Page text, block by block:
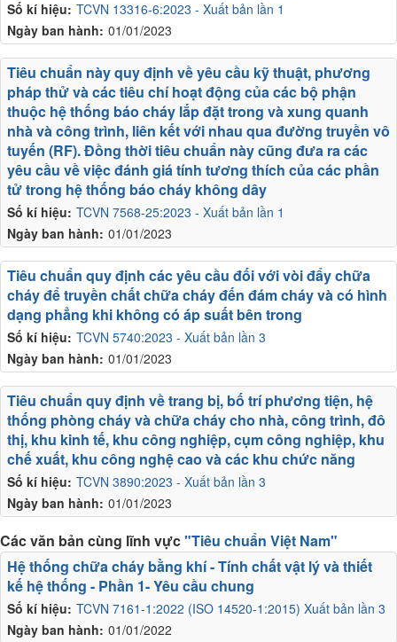
Số kí hiệu: TCVN 13316-6:2023 - Xuất bản lần 1
Ngày ban hành: 01/01/2023
Số kí hiệu: TCVN 7568-25:2023 - Xuất bản lần 1
Ngày ban hành: 01/01/2023
Tiêu chuẩn này quy định về yêu cầu kỹ thuật, phương
pháp thử và các tiêu chí hoạt động của các bộ phận
thuộc hệ thống báo cháy lắp đặt trong và xung quanh
nhà và công trình, liên kết với nhau qua đường truyền vô
tuyến (RF). Đồng thời tiêu chuẩn này cũng đưa ra các
yêu cầu về việc đánh giá tính tương thích của các phần
tử trong hệ thống báo cháy không dây
Số kí hiệu: TCVN 5740:2023 - Xuất bản lần 3
Ngày ban hành: 01/01/2023
Tiêu chuẩn quy định các yêu cầu đối với vòi đẩy chữa
cháy để truyền chất chữa cháy đến đám cháy và có hình
dạng phẳng khi không có áp suất bên trong
Số kí hiệu: TCVN 3890:2023 - Xuất bản lần 3
Ngày ban hành: 01/01/2023
Tiêu chuẩn quy định về trang bị, bố trí phương tiện, hệ
thống phòng cháy và chữa cháy cho nhà, công trình, đô
thị, khu kinh tế, khu công nghiệp, cụm công nghiệp, khu
chế xuất, khu công nghệ cao và các khu chức năng
Các văn bản cùng lĩnh vực"Tiêu chuẩn Việt Nam"
Số kí hiệu: TCVN 7161-1:2022 (ISO 14520-1:2015) Xuất bản lần 3
Ngày ban hành: 01/01/2022
Hệ thống chữa cháy bằng khí - Tính chất vật lý và thiết
kế hệ thống - Phần 1- Yêu cầu chung